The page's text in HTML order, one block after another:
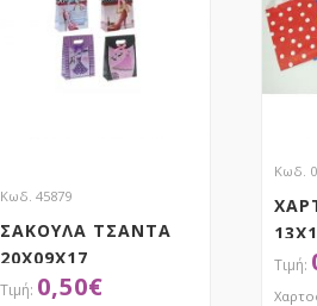
Κωδ. 45879
ΣΑΚΟΥΛΑ ΤΣΑΝΤΑ
20Χ09Χ17
0,50€
Κωδ.